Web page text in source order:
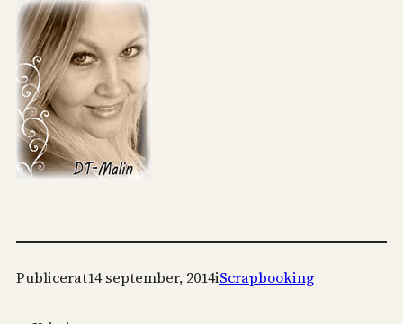
Publicerat14 september, 2014iScrapbooking